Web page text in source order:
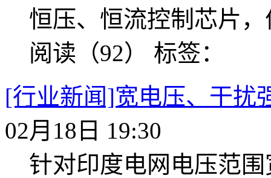
恒压、恒流控制芯片
阅读（92） 标签：
[行业新闻]宽电压、干扰
02月18日 19:30
针对印度电网电压范